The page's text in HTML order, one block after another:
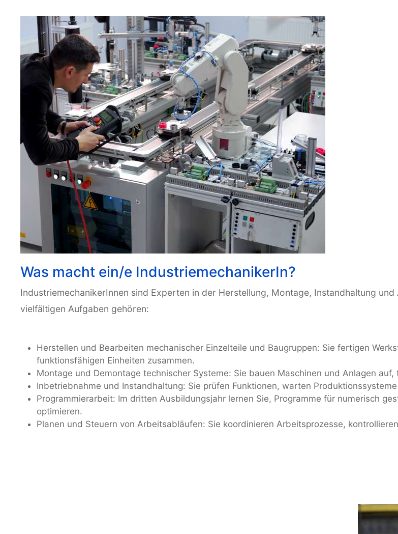
Was macht ein/e IndustriemechanikerIn?
IndustriemechanikerInnen sind Experten in der Herstellung, Montage, Instandhaltung
vielfältigen Aufgaben gehören:
Herstellen und Bearbeiten mechanischer Einzelteile und Baugruppen: Sie fertigen
funktionsfähigen Einheiten zusammen.
Montage und Demontage technischer Systeme: Sie bauen Maschinen und Anlagen
Inbetriebnahme und Instandhaltung: Sie prüfen Funktionen, warten
Programmierarbeit: Im dritten Ausbildungsjahr lernen Sie, Programme für numerisch
optimieren.
Planen und Steuern von Arbeitsabläufen: Sie koordinieren Arbeitsprozesse,